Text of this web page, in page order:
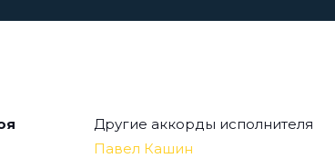
Другие аккорды исполнителя
Павел Кашин